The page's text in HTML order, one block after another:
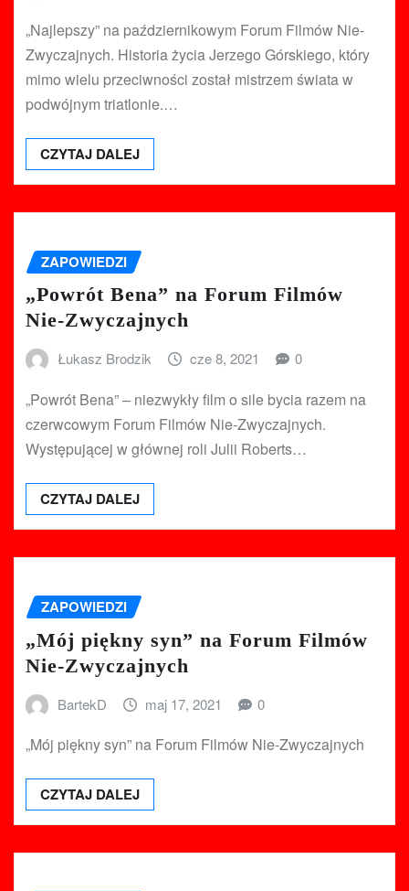
„Najlepszy” na październikowym Forum Filmów Nie-
Zwyczajnych. Historia życia Jerzego Górskiego, który
mimo wielu przeciwności został mistrzem świata w
podwójnym triatlonie.…
CZYTAJ DALEJ
ZAPOWIEDZI
„Powrót Bena” na Forum Filmów
Nie-Zwyczajnych
Łukasz Brodzik cze 8, 2021 0
„Powrót Bena” – niezwykły film o sile bycia razem na
czerwcowym Forum Filmów Nie-Zwyczajnych.
Występującej w głównej roli Julii Roberts…
CZYTAJ DALEJ
ZAPOWIEDZI
„Mój piękny syn” na Forum Filmów
Nie-Zwyczajnych
BartekD maj 17, 2021 0
„Mój piękny syn” na Forum Filmów Nie-Zwyczajnych
CZYTAJ DALEJ